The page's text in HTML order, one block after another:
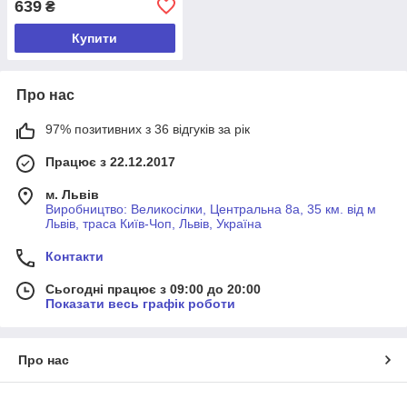
639 ₴
Купити
Про нас
97% позитивних з 36 відгуків за рік
Працює з 22.12.2017
м. Львів
Виробництво: Великосілки, Центральна 8а, 35 км. від м
Львів, траса Київ-Чоп, Львів, Україна
Контакти
Сьогодні працює з 09:00 до 20:00
Показати весь графік роботи
Про нас